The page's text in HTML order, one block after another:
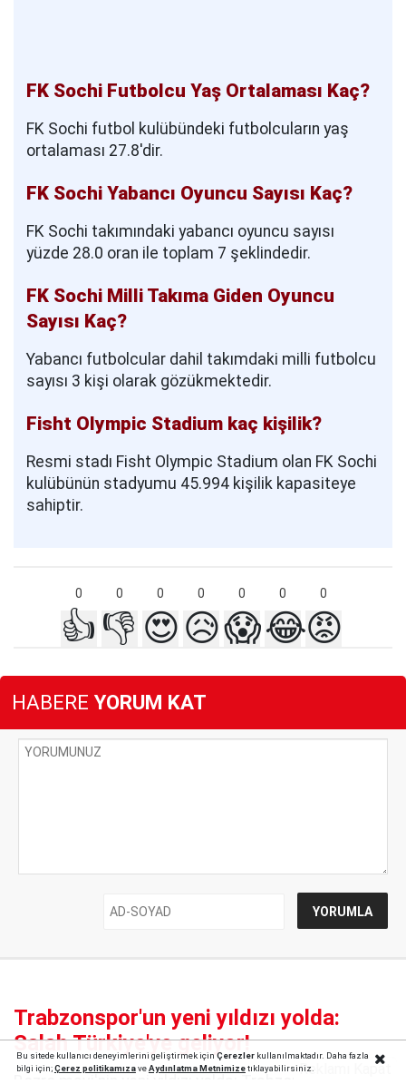
FK Sochi Futbolcu Yaş Ortalaması Kaç?
FK Sochi futbol kulübündeki futbolcuların yaş
ortalaması 27.8'dir.
FK Sochi Yabancı Oyuncu Sayısı Kaç?
FK Sochi takımındaki yabancı oyuncu sayısı
yüzde 28.0 oran ile toplam 7 şeklindedir.
FK Sochi Milli Takıma Giden Oyuncu
Sayısı Kaç?
Yabancı futbolcular dahil takımdaki milli futbolcu
sayısı 3 kişi olarak gözükmektedir.
Fisht Olympic Stadium kaç kişilik?
Resmi stadı Fisht Olympic Stadium olan FK Sochi
kulübünün stadyumu 45.994 kişilik kapasiteye
sahiptir.
0 0 0 0 0 0 0
👍 👎 😍😥😱😂😡
HABERE YORUM KAT
Trabzonspor'un yeni yıldızı yolda:
Salah Türkiye'ye geliyor!
Bu sitede kullanıcı deneyimlerini geliştirmek için Çerezlerkullanılmaktadır. Daha fazla
bilgi için;Çerez politikamızaveAydınlatma Metnimizetıklayabilirsiniz.Reklamı Kapat